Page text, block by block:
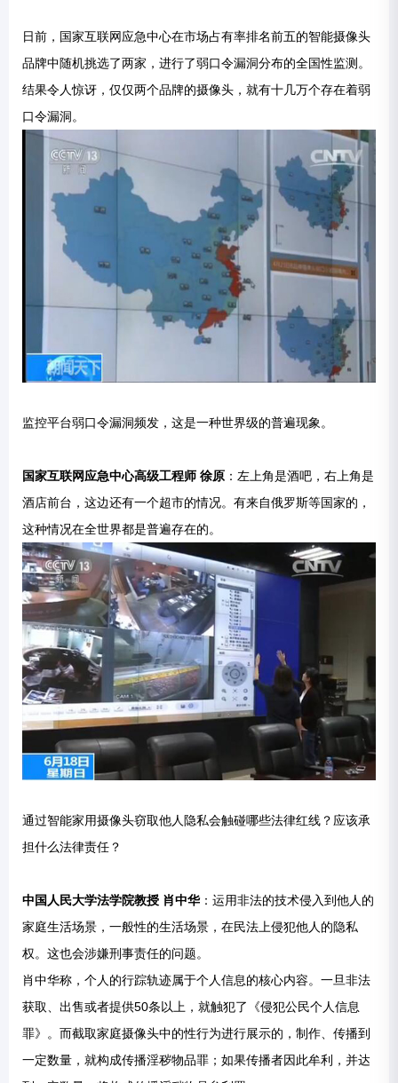
日前，国家互联网应急中心在市场占有率排名前五的智能摄像头
品牌中随机挑选了两家，进行了弱口令漏洞分布的全国性监测。
结果令人惊讶，仅仅两个品牌的摄像头，就有十几万个存在着弱
口令漏洞。
监控平台弱口令漏洞频发，这是一种世界级的普遍现象。
国家互联网应急中心高级工程师 徐原 ：左上角是酒吧，右上角是
酒店前台，这边还有一个超市的情况。有来自俄罗斯等国家的，
这种情况在全世界都是普遍存在的。
通过智能家用摄像头窃取他人隐私会触碰哪些法律红线？应该承
担什么法律责任？
中国人民大学法学院教授 肖中华：运用非法的技术侵入到他人的
家庭生活场景，一般性的生活场景，在民法上侵犯他人的隐私
权。这也会涉嫌刑事责任的问题。
肖中华称，个人的行踪轨迹属于个人信息的核心内容。一旦非法
获取、出售或者提供50条以上，就触犯了《侵犯公民个人信息
罪》。而截取家庭摄像头中的性行为进行展示的，制作、传播到
一定数量，就构成传播淫秽物品罪；如果传播者因此牟利，并达